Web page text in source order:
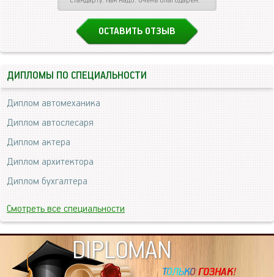
ОСТАВИТЬ ОТЗЫВ
ДИПЛОМЫ ПО СПЕЦИАЛЬНОСТИ
Диплом автомеханика
Диплом автослесаря
Диплом актера
Диплом архитектора
Диплом бухгалтера
Смотреть все специальности
DIPLOMAN